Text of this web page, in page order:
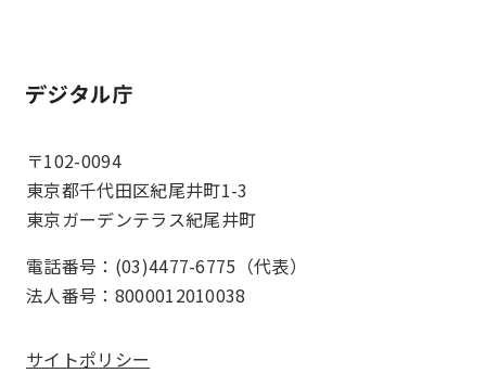
ホーム
〒102-0094
東京都千代田区紀尾井町1-3
東京ガーデンテラス紀尾井町
電話番号：(03)4477-6775（代表）
法人番号：8000012010038
サイトポリシー